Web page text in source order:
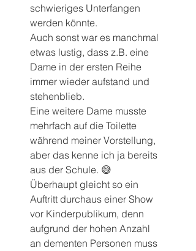
schwieriges Unterfangen
werden könnte.
Auch sonst war es manchmal
etwas lustig, dass z.B. eine
Dame in der ersten Reihe
immer wieder aufstand und
stehenblieb.
Eine weitere Dame musste
mehrfach auf die Toilette
während meiner Vorstellung,
aber das kenne ich ja bereits
aus der Schule. 😅
Überhaupt gleicht so ein
Auftritt durchaus einer Show
vor Kinderpublikum, denn
aufgrund der hohen Anzahl
an dementen Personen muss